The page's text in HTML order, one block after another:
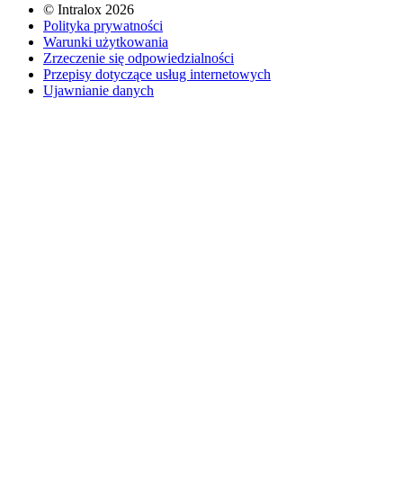
© Intralox 2026
Polityka prywatności
Warunki użytkowania
Zrzeczenie się odpowiedzialności
Przepisy dotyczące usług internetowych
Ujawnianie danych